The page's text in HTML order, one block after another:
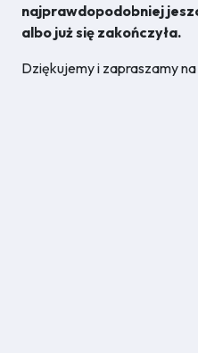
najprawdopodobniej
albo już się zakończyła.
Dziękujemy i zapraszamy na